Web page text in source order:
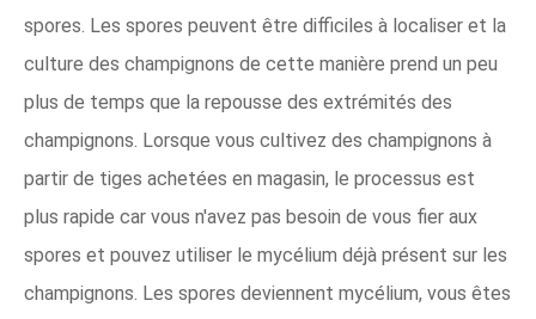
spores. Les spores peuvent être difficiles à localiser et la
culture des champignons de cette manière prend un peu
plus de temps que la repousse des extrémités des
champignons. Lorsque vous cultivez des champignons à
partir de tiges achetées en magasin, le processus est
plus rapide car vous n'avez pas besoin de vous fier aux
spores et pouvez utiliser le mycélium déjà présent sur les
champignons. Les spores deviennent mycélium, vous êtes